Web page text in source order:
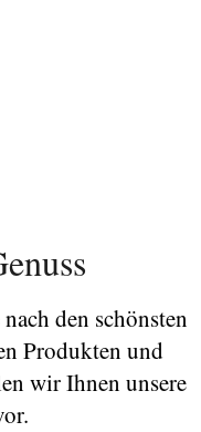
den schönsten
Produkten und
wir Ihnen unsere